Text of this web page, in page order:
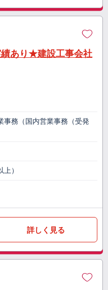
あり★建設工事会社
事務（国内営業事務（受発
）
詳しく見る